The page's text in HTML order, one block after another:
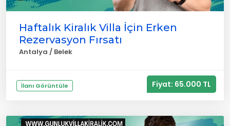
Haftalık Kiralık Villa İçin Erken
Rezervasyon Fırsatı
Antalya / Belek
İlanı Görüntüle Fiyat: 65.000 TL